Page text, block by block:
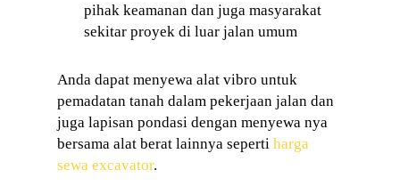
pihak keamanan dan juga masyarakat
sekitar proyek di luar jalan umum
Anda dapat menyewa alat vibro untuk
pemadatan tanah dalam pekerjaan jalan dan
juga lapisan pondasi dengan menyewa nya
bersama alat berat lainnya seperti harga
sewa excavator.